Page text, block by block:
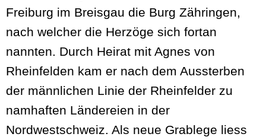
Freiburg im Breisgau die Burg Zähringen,
nach welcher die Herzöge sich fortan
nannten. Durch Heirat mit Agnes von
Rheinfelden kam er nach dem Aussterben
der männlichen Linie der Rheinfelder zu
namhaften Ländereien in der
Nordwestschweiz. Als neue Grablege liess